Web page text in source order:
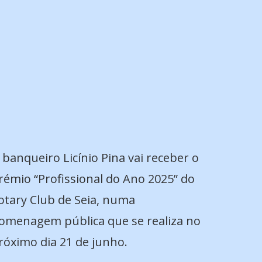
banqueiro Licínio Pina vai receber o
“Profissional do Ano 2025” do
Club de Seia, numa
pública que se realiza no
dia 21 de junho.